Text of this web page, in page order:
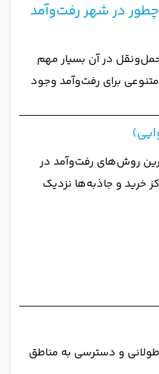
در شهر رفت‌وآمد
در آن بسیار مهم
برای رفت‌وآمد وجود
خرید و جاذبه‌ها نزدیک
و دسترسی به مناطق